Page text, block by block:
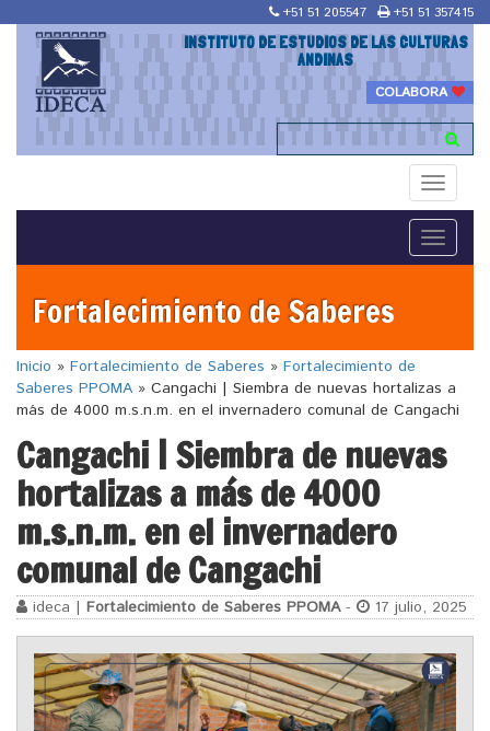
+51 51 205547 +51 51 357415
INSTITUTO DE ESTUDIOS DE LAS CULTURAS
ANDINAS
COLABORA
Toggle
Toggle
Fortalecimiento de Saberes
Inicio » Fortalecimiento de Saberes » Fortalecimiento de
Saberes PPOMA » Cangachi | Siembra de nuevas hortalizas a
más de 4000 m.s.n.m. en el invernadero comunal de Cangachi
Cangachi | Siembra de nuevas
hortalizas a más de 4000
m.s.n.m. en el invernadero
comunal de Cangachi
ideca | Fortalecimiento de Saberes PPOMA- 17 julio, 2025